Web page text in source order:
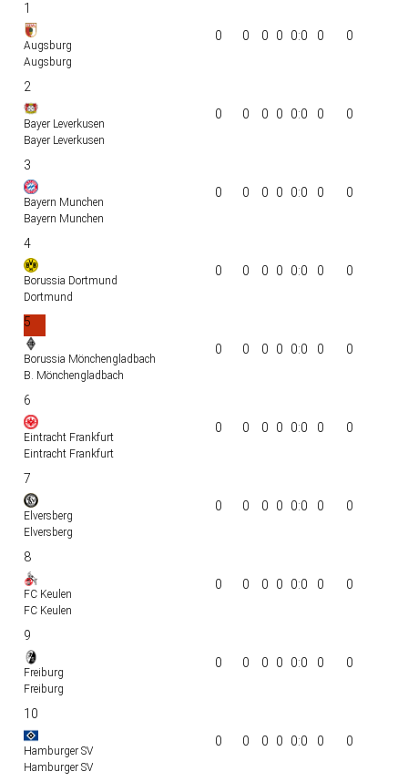
1
Augsburg
Augsburg
0 0 0 0 0:0 0 0
2
Bayer Leverkusen
Bayer Leverkusen
0 0 0 0 0:0 0 0
3
Bayern Munchen
Bayern Munchen
0 0 0 0 0:0 0 0
4
Borussia Dortmund
Dortmund
0 0 0 0 0:0 0 0
5
Borussia Mönchengladbach
B. Mönchengladbach
0 0 0 0 0:0 0 0
6
Eintracht Frankfurt
Eintracht Frankfurt
0 0 0 0 0:0 0 0
7
Elversberg
Elversberg
0 0 0 0 0:0 0 0
8
FC Keulen
FC Keulen
0 0 0 0 0:0 0 0
9
Freiburg
Freiburg
0 0 0 0 0:0 0 0
10
Hamburger SV
Hamburger SV
0 0 0 0 0:0 0 0